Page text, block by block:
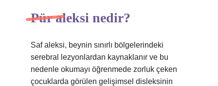
Pür aleksi nedir?
Saf aleksi, beynin sınırlı bölgelerindeki
serebral lezyonlardan kaynaklanır ve bu
nedenle okumayı öğrenmede zorluk çeken
çocuklarda görülen gelişimsel disleksinin